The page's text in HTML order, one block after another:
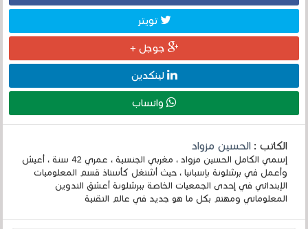
تويتر
جوجل +
لينكدين
واتساب
الكاتب :الحسين مزواد
إسمي الكامل الحسين مزواد ، مغربي الجنسية ، عمري 42 سنة ، أعيش
وأعمل في برشلونة بإسبانيا ، حيث أشتغل كأستاذ قسم المعلوميات
الإبتدائي في إحدى الجمعيات الخاصة ببرشلونة أعشق التدوين
المعلوماتي ومهتم بكل ما هو جديد في عالم التقنية